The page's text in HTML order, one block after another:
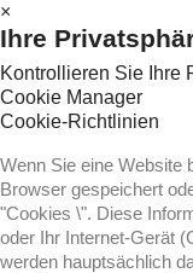
×
Ihre
Kontrollieren Sie Ihre
Cookie Manager
Cookie-Richtlinien
Wenn Sie eine Website
Browser gespeichert
"Cookies \". Diese
oder Ihr Internet-Gerät
werden hauptsächlich